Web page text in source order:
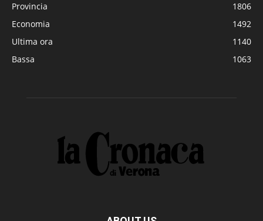
Provincia
1806
Economia
1492
Ultima ora
1140
Bassa
1063